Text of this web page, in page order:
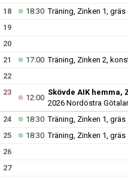
18
18:30Träning, Zinken 1, gräs
19
20
21
17:00Träning, Zinken 2,
22
23
12:00
Skövde AIK hemma,
2026 Nordöstra
24 18:30Träning, Zinken 1, gräs
25
18:30Träning, Zinken 1, gräs
26
27